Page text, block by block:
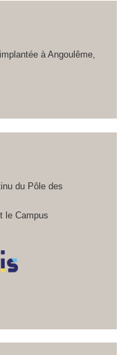
à Angoulême,
du Pôle des
le Campus